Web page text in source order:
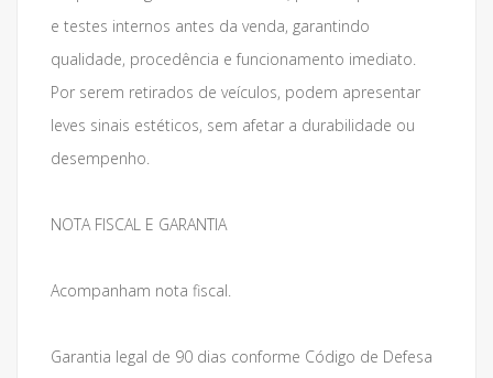
e testes internos antes da venda, garantindo
qualidade, procedência e funcionamento imediato.
Por serem retirados de veículos, podem apresentar
leves sinais estéticos, sem afetar a durabilidade ou
desempenho.
NOTA FISCAL E GARANTIA
Acompanham nota fiscal.
Garantia legal de 90 dias conforme Código de Defesa